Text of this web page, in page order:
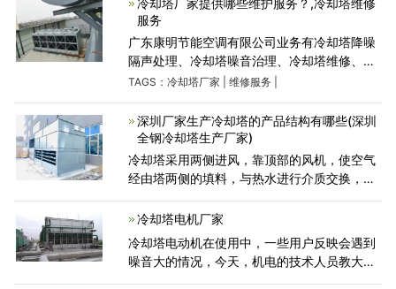
服务
广东康明节能空调有限公司业务有冷却塔降噪
隔声处理、冷却塔噪音治理、冷却塔维修、冷
却塔节能改造等,冷却塔厂家产品有静音冷却
服务深圳,
TAGS： 冷却塔厂家 维修服务
深圳厂家生产冷却塔的产品结构有哪些(深圳
全钢冷却塔生产厂家)
冷却塔采用两侧进风，靠顶部的风机，使空气
经由塔两侧的填料，与热水进行介质交换，湿
波片，通过安装头使点波片粘结成整体，以提
高刚性，两面的凸点还可避
冷却塔电机厂家
冷却塔电动机在使用中，一些用户反映会遇到
噪音大的情况，今天，机电的技术人员教大家